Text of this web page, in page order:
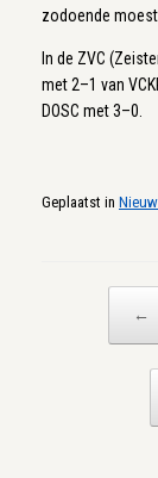
zodoende
In de ZVC
met 2–1 van
DOSC met 3–0.
Geplaatst in
←